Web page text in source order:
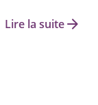
Lire la suitearrow_forward